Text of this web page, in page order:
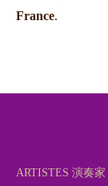
France.
ARTISTES 演奏家